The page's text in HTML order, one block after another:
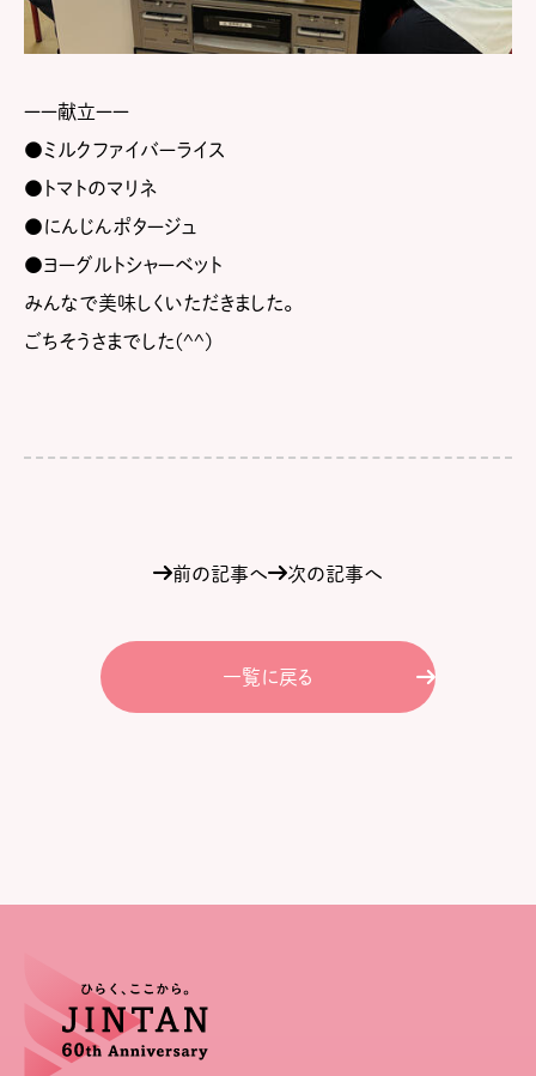
ーー献立ーー
●ミルクファイバーライス
●トマトのマリネ
●にんじんポタージュ
●ヨーグルトシャーベット
みんなで美味しくいただきました。
ごちそうさまでした(^^)
前の記事へ 次の記事へ
一覧に戻る